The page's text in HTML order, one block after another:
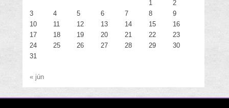
1
2
3
4 5 6 7 8
9
10
11 12 13 14 15
16
17
18 19 20 21 22
23
24
25 26 27 28 29
30
31
« jún